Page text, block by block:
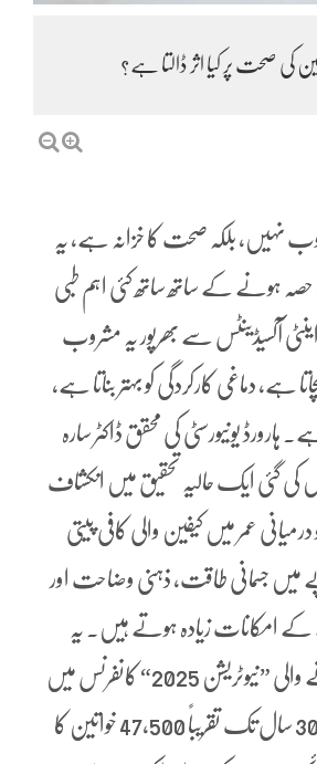
کی صحت پر کیا اثر ڈالتا ہے؟
بلکہ صحت کا خزانہ ہے، یہ
حصہ ہونے کے ساتھ ساتھ کئی اہم طبی
آکسیڈینٹس سے بھرپور یہ مشروب
ہے، دماغی کارکردگی کو بہتر بناتا ہے،
ہارورڈ یونیورسٹی کی محقق ڈاکٹر سارہ
کی گئی ایک حالیہ تحقیق میں انکشاف
عمر میں کیفین والی کافی پیتی
جسمانی طاقت، ذہنی وضاحت اور
کے امکانات زیادہ ہوتے ہیں۔ یہ
تحقیق امریکہ میں ہونے والی ”نیوٹریشن 2025“ کانفرنس میں
پیش کی گئی، جس میں 30 سال تک تقریباً 47,500 خواتین کا